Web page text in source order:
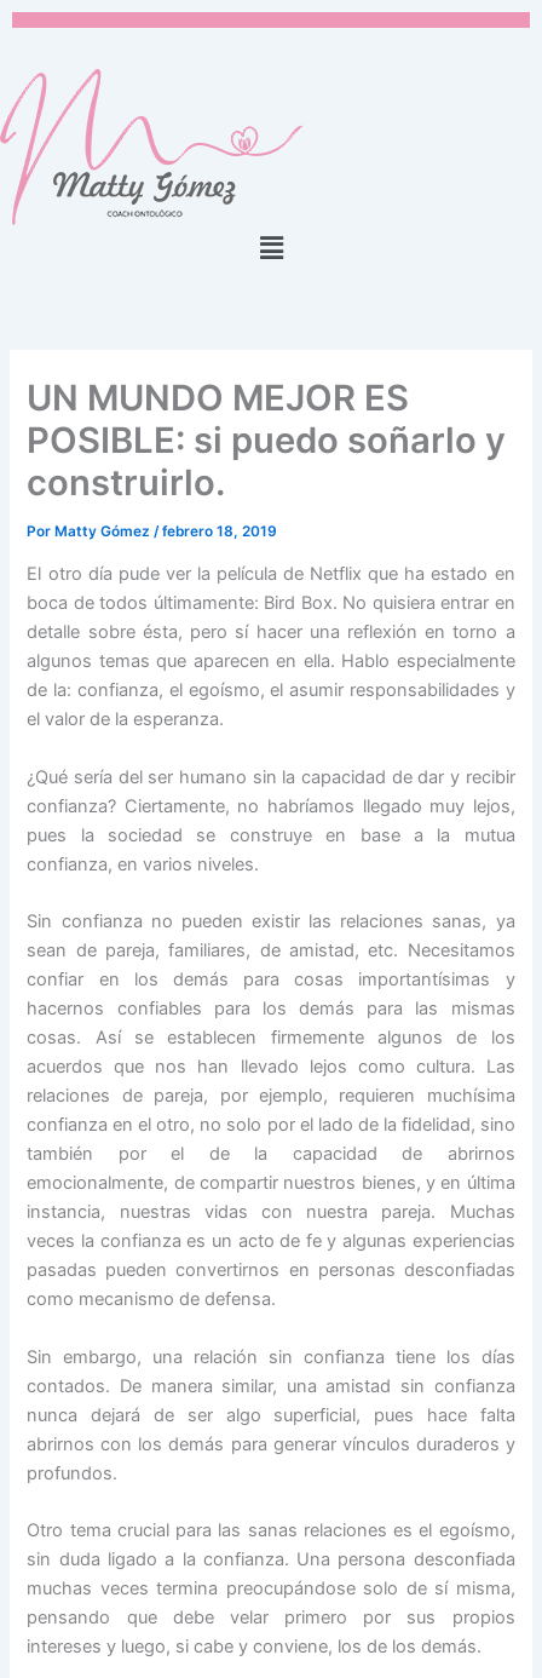
contenido
Menú
UN MUNDO MEJOR ES
POSIBLE: si puedo soñarlo y
construirlo.
PorMatty Gómez/febrero 18, 2019
El otro día pude ver la película de Netflix que ha estado en
boca de todos últimamente: Bird Box. No quisiera entrar en
detalle sobre ésta, pero sí hacer una reflexión en torno a
algunos temas que aparecen en ella. Hablo especialmente
de la: confianza, el egoísmo, el asumir responsabilidades y
el valor de la esperanza.
¿Qué sería del ser humano sin la capacidad de dar y recibir
confianza? Ciertamente, no habríamos llegado muy lejos,
pues la sociedad se construye en base a la mutua
confianza, en varios niveles.
Sin confianza no pueden existir las relaciones sanas, ya
sean de pareja, familiares, de amistad, etc. Necesitamos
confiar en los demás para cosas importantísimas y
hacernos confiables para los demás para las mismas
cosas. Así se establecen firmemente algunos de los
acuerdos que nos han llevado lejos como cultura. Las
relaciones de pareja, por ejemplo, requieren muchísima
confianza en el otro, no solo por el lado de la fidelidad, sino
también por el de la capacidad de abrirnos
emocionalmente, de compartir nuestros bienes, y en última
instancia, nuestras vidas con nuestra pareja. Muchas
veces la confianza es un acto de fe y algunas experiencias
pasadas pueden convertirnos en personas desconfiadas
como mecanismo de defensa.
Sin embargo, una relación sin confianza tiene los días
contados. De manera similar, una amistad sin confianza
nunca dejará de ser algo superficial, pues hace falta
abrirnos con los demás para generar vínculos duraderos y
profundos.
Otro tema crucial para las sanas relaciones es el egoísmo,
sin duda ligado a la confianza. Una persona desconfiada
muchas veces termina preocupándose solo de sí misma,
pensando que debe velar primero por sus propios
intereses y luego, si cabe y conviene, los de los demás.